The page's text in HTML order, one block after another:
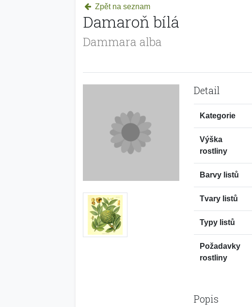
Zpět na seznam
Damaroň bílá
Dammara alba
Detail
Kategorie
Výška
rostliny
Barvy listů
Tvary listů
Typy listů
Požadavky
rostliny
Popis